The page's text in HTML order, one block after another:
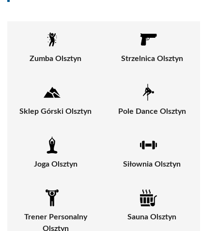
Zumba Olsztyn Strzelnica Olsztyn
Sklep Górski Olsztyn Pole Dance Olsztyn
Joga Olsztyn Siłownia Olsztyn
Trener Personalny
Olsztyn
Sauna Olsztyn